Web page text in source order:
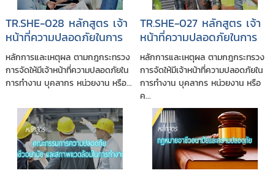
TR.SHE-028 หลักสูตร เจ้า
หน้าที่ความปลอดภัยในการ
ทำงานระดับบริหาร
(จป.บริหาร)
หลักการและเหตุผล ตามกฎกระทรวง
การจัดให้มีเจ้าหน้าที่ความปลอดภัยใน
การทำงาน บุคลากร หน่วยงาน หรือ...
TR.SHE-027 หลักสูตร เจ้า
หน้าที่ความปลอดภัยในการ
ทำงานระดับหัวหน้างาน
(จป.หัวหน้างาน)
หลักการและเหตุผล ตามกฎกระทรวง
การจัดให้มีเจ้าหน้าที่ความปลอดภัยใน
การทำงาน บุคลากร หน่วยงาน หรือ
ค...